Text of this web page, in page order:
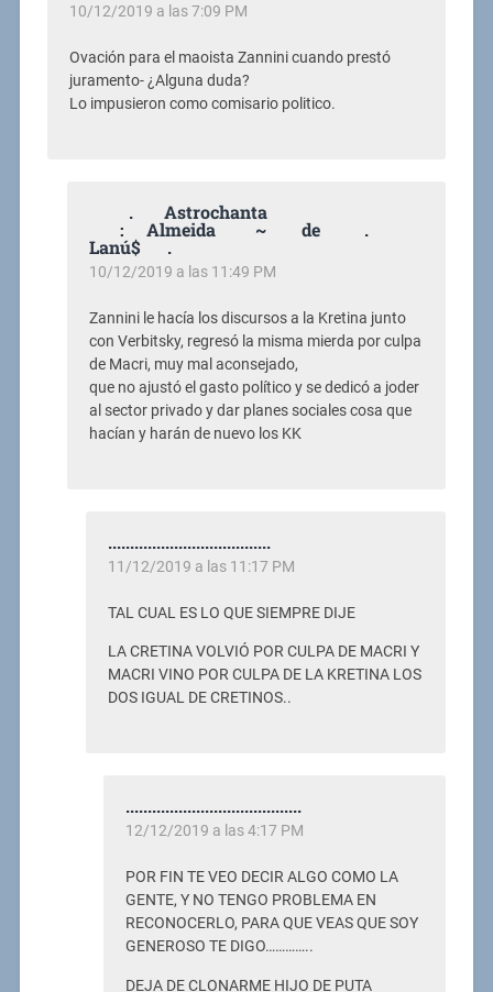
10/12/2019 a las 7:09 PM
Ovación para el maoista Zannini cuando prestó
juramento- ¿Alguna duda?
Lo impusieron como comisario politico.
. Astrochanta
: Almeida ~ de .
Lanú$ .
10/12/2019 a las 11:49 PM
Zannini le hacía los discursos a la Kretina junto
con Verbitsky, regresó la misma mierda por culpa
de Macri, muy mal aconsejado,
que no ajustó el gasto político y se dedicó a joder
al sector privado y dar planes sociales cosa que
hacían y harán de nuevo los KK
.....................................
11/12/2019 a las 11:17 PM
TAL CUAL ES LO QUE SIEMPRE DIJE
LA CRETINA VOLVIÓ POR CULPA DE MACRI Y
MACRI VINO POR CULPA DE LA KRETINA LOS
DOS IGUAL DE CRETINOS..
........................................
12/12/2019 a las 4:17 PM
POR FIN TE VEO DECIR ALGO COMO LA
GENTE, Y NO TENGO PROBLEMA EN
RECONOCERLO, PARA QUE VEAS QUE SOY
GENEROSO TE DIGO…………..
DEJA DE CLONARME HIJO DE PUTA